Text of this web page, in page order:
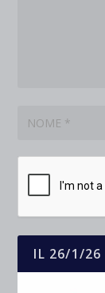
IL 26/1/26